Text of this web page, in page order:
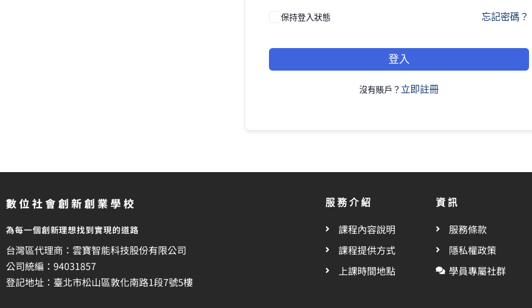
保持登入狀態 忘記密碼？
登入
沒有賬戶？ 立即註冊
數位社會創新創業學校
為每一個創新理想找到實現的道路
台灣區代理商：雲寶智能科技股份有限公司
公司統編：94031857
登記地址：臺北市松山區敦化南路1段7號5樓
服務介紹
課程內容說明
課程提供方式
上課時間地點
資訊
服務條款
隱私權政策
學員專屬社群